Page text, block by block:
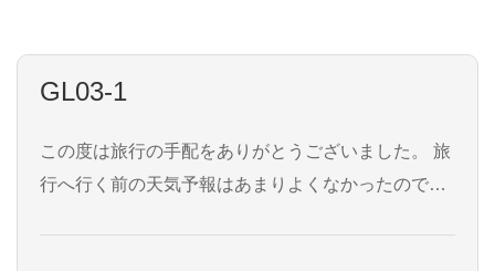
GL03-1
この度は旅行の手配をありがとうございました。 旅
行へ行く前の天気予報はあまりよくなかったのです